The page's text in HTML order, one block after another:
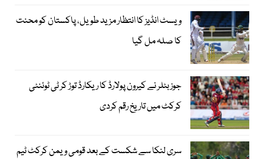
ویسٹ انڈیز کا انتظار مزید طویل، پاکستان کو محنت
کا صلہ مل گیا
جوز بٹلر نے کیرون پولارڈ کا ریکارڈ توڑ کر ٹی ٹوئنٹی
کرکٹ میں تاریخ رقم کردی
سری لنکا سے شکست کے بعد قومی ویمن کرکٹ ٹیم